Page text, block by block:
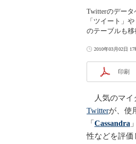
Twitterのデータ
「ツイート」
のテーブルも移
2010年03月02日
印刷
人気のマイ
Twitterが、使
「 Cassandra
性などを評価